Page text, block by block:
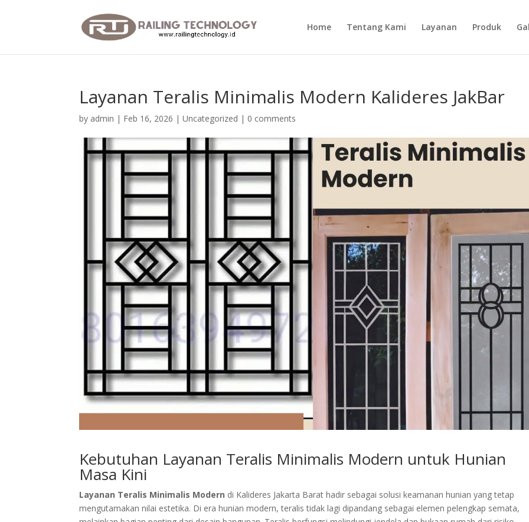
Home Tentang Kami Layanan Produk
Layanan Teralis Minimalis Modern Kalideres JakBar
by admin | Feb 16, 2026 |Uncategorized | 0 comments
Kebutuhan Layanan Teralis Minimalis Modern untuk Hunian
Masa Kini
Layanan Teralis Minimalis Modern di Kalideres Jakarta Barat hadir sebagai solusi keamanan hunian yang tetap
mengutamakan nilai estetika. Di era hunian modern, teralis tidak lagi dipandang sebagai elemen pelengkap semata,